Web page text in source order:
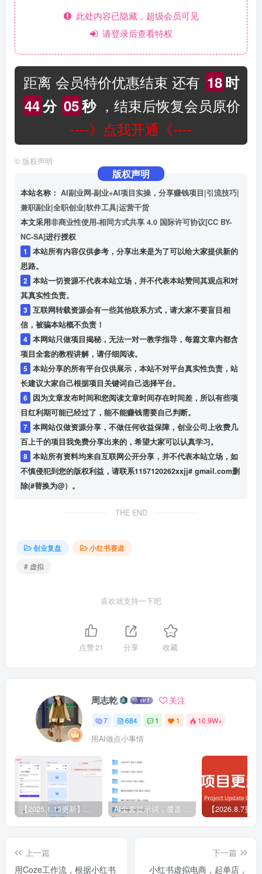
此处内容已隐藏，超级会员可见
请登录后查看特权
距离 会员特价优惠结束 还有 18时
44分 05秒，结束后恢复会员原价
----》点我开通《----
© 版权声明
版权声明
本站名称： AI副业网-副业+AI项目实操，分享赚钱项目|引流技巧|
兼职副业|全职创业|软件工具|运营干货
本文采用非商业性使用-相同方式共享 4.0 国际许可协议[CC BY-
NC-SA]进行授权
1
本站所有内容仅供参考，分享出来是为了可以给大家提供新的
思路。
2 本站一切资源不代表本站立场，并不代表本站赞同其观点和对
其真实性负责。
3 互联网转载资源会有一些其他联系方式，请大家不要盲目相
信，被骗本站概不负责！
4 本网站只做项目揭秘，无法一对一教学指导，每篇文章内都含
项目全套的教程讲解，请仔细阅读。
5 本站分享的所有平台仅供展示，本站不对平台真实性负责，站
长建议大家自己根据项目关键词自己选择平台。
6 因为文章发布时间和您阅读文章时间存在时间差，所以有些项
目红利期可能已经过了，能不能赚钱需要自己判断。
7 本网站仅做资源分享，不做任何收益保障，创业公司上收费几
百上千的项目我免费分享出来的，希望大家可以认真学习。
8 本站所有资料均来自互联网公开分享，并不代表本站立场，如
不慎侵犯到您的版权利益，请联系1157120262xxjj# gmail.com删
除(#替换为@）。
THE END
创业复盘
小红书赛道
# 虚拟
喜欢就支持一下吧
点赞21 分享 收藏
周志乾 关注
7 684 1 1 10.9W+
用AI做点小事情
【2025.1.13更新】Coze应用实战 如何利用coze应用功能，开发一个小程序，并发布到微信 AI全套提示词，覆盖微头条、小说、短视频脚本等32+创作场景
上一篇
用Coze工作流，根据小红书
下一篇
小红书虚拟电商，起单店，